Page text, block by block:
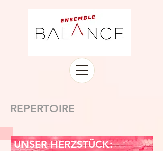
REPERTOIRE
UNSER HERZSTÜCK: